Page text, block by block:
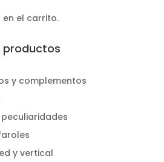
el carrito.
y complementos
y vertical